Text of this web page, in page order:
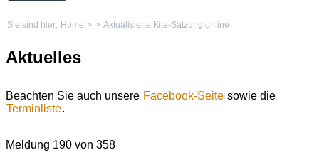
Sie sind hier: Home > > Aktualisierte Kita-Satzung online
Aktuelles
Beachten Sie auch unsere Facebook-Seite sowie die
Terminliste.
Meldung 190 von 358